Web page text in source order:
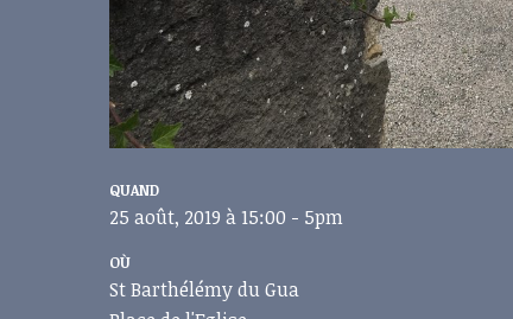
QUAND
25 août, 2019 à 15:00 - 5pm
OÙ
St Barthélémy du Gua